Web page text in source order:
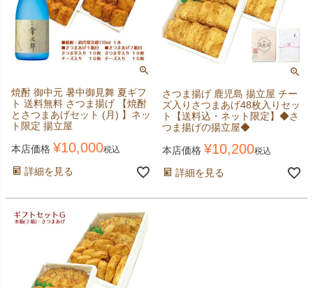
焼酎 御中元 暑中御見舞 夏ギフ
ト 送料無料 さつま揚げ 【焼酎
とさつまあげセット (月) 】ネッ
ト限定 揚立屋
本店価格 ¥10,000税込
詳細を見る
さつま揚げ 鹿児島 揚立屋 チー
ズ入りさつまあげ48枚入りセッ
ト【送料込・ネット限定】◆さ
つま揚げの揚立屋◆
本店価格 ¥10,200税込
詳細を見る